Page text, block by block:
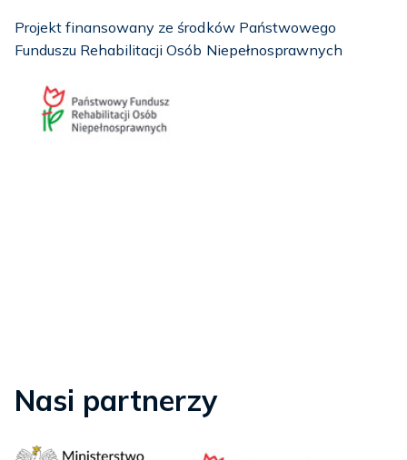
Projekt finansowany ze środków Państwowego
Funduszu Rehabilitacji Osób Niepełnosprawnych
Nasi partnerzy